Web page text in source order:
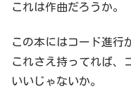
これは作曲だろうか。
この本にはコード進行
これさえ持ってれば、
いいじゃないか。